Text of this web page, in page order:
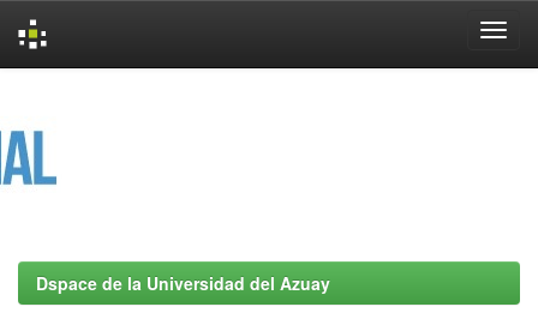
Dspace de la Universidad del Azuay